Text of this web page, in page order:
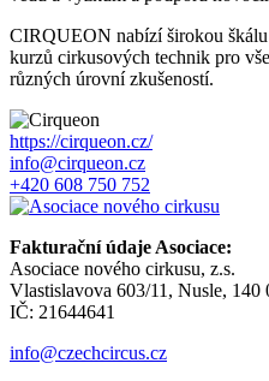
CIRQUEON nabízí širokou
kurzů cirkusových technik pro
různých úrovní zkušeností.
https://cirqueon.cz/
info@cirqueon.cz
+420 608 750 752
Fakturační údaje Asociace:
Asociace nového cirkusu, z.s.
Vlastislavova 603/11, Nusle, 140
IČ: 21644641
info@czechcircus.cz